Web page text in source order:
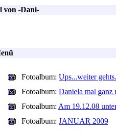
von -Dani-
Fotoalbum: Ups...weiter
Fotoalbum: Daniela mal ganz
Fotoalbum: Am 19.12.08
Fotoalbum: JANUAR 2009